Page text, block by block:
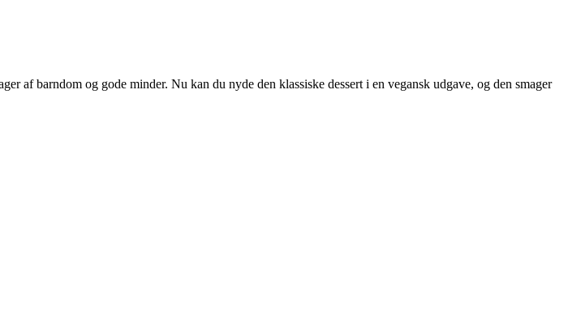
af barndom og gode minder. Nu kan du nyde den klassiske dessert i en vegansk udgave, og den smager